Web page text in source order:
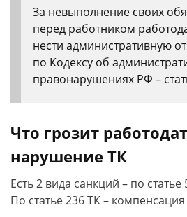
За невыполнение своих
перед работником
нести административную
по Кодексу об
правонарушениях РФ –
Что грозит
нарушение ТК
Есть 2 вида санкций – по
По статье 236 ТК –